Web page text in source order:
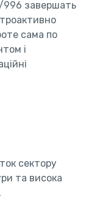
996 завершать
сама по
і
сектору
та висока